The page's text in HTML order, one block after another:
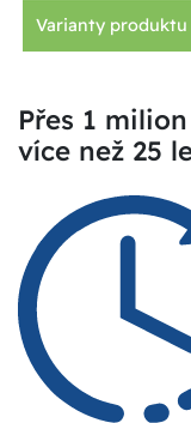
Varianty produktu
Přes 1
více než 25